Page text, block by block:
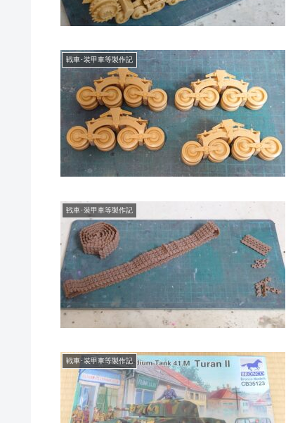
戦車･装甲車等製作記
戦車･装甲車等製作記
戦車･装甲車等製作記